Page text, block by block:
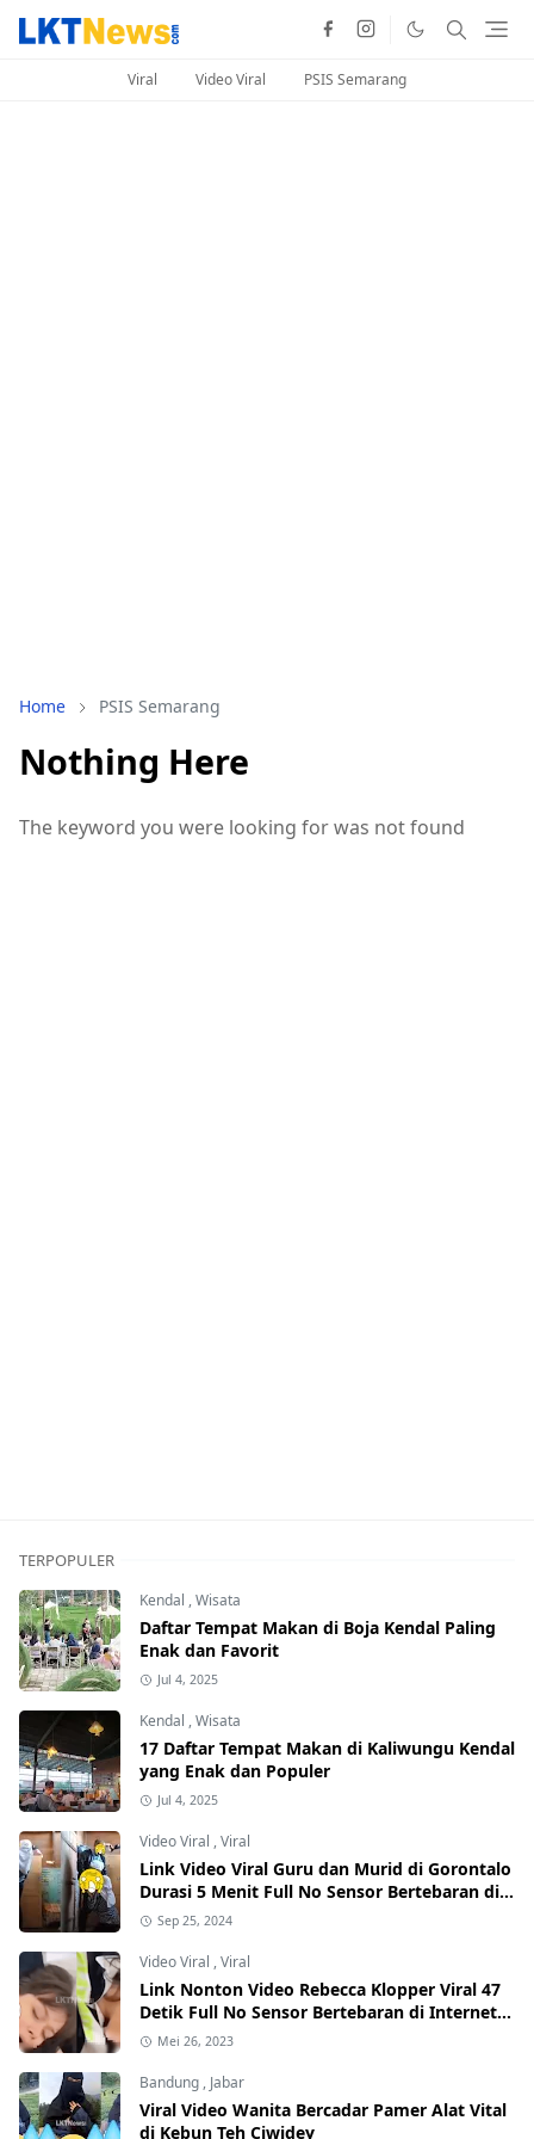
Viral Video Viral PSIS Semarang
Home PSIS Semarang
Nothing Here
The keyword you were looking for was not found
TERPOPULER
Kendal ,Wisata
Daftar Tempat Makan di Boja Kendal Paling
Enak dan Favorit
Jul 4, 2025
Kendal ,Wisata
17 Daftar Tempat Makan di Kaliwungu Kendal
yang Enak dan Populer
Jul 4, 2025
Video Viral ,Viral
Link Video Viral Guru dan Murid di Gorontalo
Durasi 5 Menit Full No Sensor Bertebaran di
Internet, Hati-Hati Phising!
Sep 25, 2024
Video Viral ,Viral
Link Nonton Video Rebecca Klopper Viral 47
Detik Full No Sensor Bertebaran di Internet,
Hati-Hati Phising!
Mei 26, 2023
Bandung , Jabar
Viral Video Wanita Bercadar Pamer Alat Vital
di Kebun Teh Ciwidey